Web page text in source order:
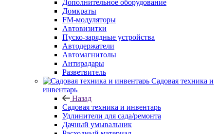
Дополнительное оборудование
Домкраты
FM-модуляторы
Автовизитки
Пуско-зарядные устройства
Автодержатели
Автомагнитолы
Антирадары
Разветвитель
Садовая техника и
инвентарь
Назад
Садовая техника и инвентарь
Удлинители для сада/ремонта
Дачный умывальник